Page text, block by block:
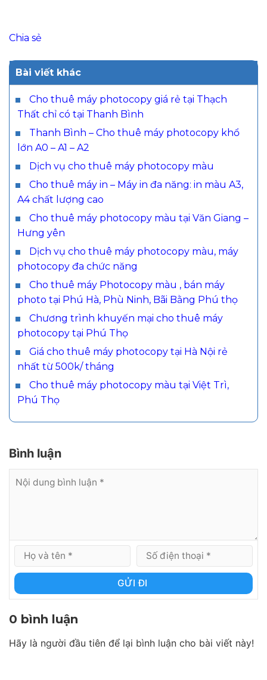
Chia sẻ
Bài viết khác
Cho thuê máy photocopy giá rẻ tại Thạch
Thất chỉ có tại Thanh Bình
Thanh Bình – Cho thuê máy photocopy khổ
lớn A0 – A1 – A2
Dịch vụ cho thuê máy photocopy màu
Cho thuê máy in – Máy in đa năng: in màu A3,
A4 chất lượng cao
Cho thuê máy photocopy màu tại Văn Giang –
Hưng yên
Dịch vụ cho thuê máy photocopy màu, máy
photocopy đa chức năng
Cho thuê máy Photocopy màu , bán máy
photo tại Phú Hà, Phù Ninh, Bãi Bằng Phú thọ
Chương trình khuyến mại cho thuê máy
photocopy tại Phú Thọ
Giá cho thuê máy photocopy tại Hà Nội rẻ
nhất từ 500k/ tháng
Cho thuê máy photocopy màu tại Việt Trì,
Phú Thọ
Bình luận
GỬI ĐI
0 bình luận
Hãy là người đầu tiên để lại bình luận cho bài viết này!